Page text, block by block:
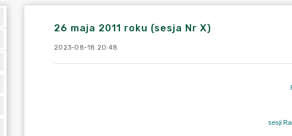
26 maja 2011 roku (sesja Nr X)
2023-08-18 20:48